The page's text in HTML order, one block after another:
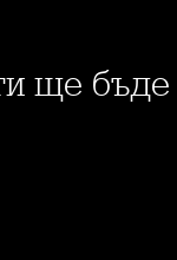
ще